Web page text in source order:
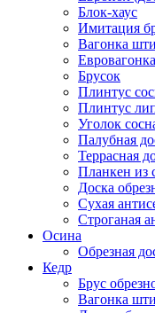
Блок-хаус
Имитация
Вагонка
Евровагонка
Брусок
Плинтус
Плинтус
Уголок
Палубная
Террасная
Планкен из
Доска
Сухая
Строганая
Осина
Обрезная
Кедр
Брус
Вагонка